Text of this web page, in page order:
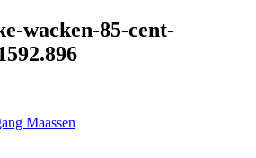
wacken-85-cent-
Maassen